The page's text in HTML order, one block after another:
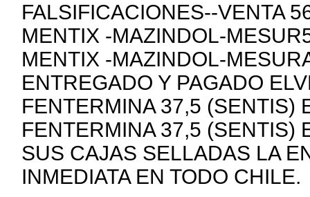
FALSIFICACIONES--VENTA
MENTIX -MAZINDOL-
MENTIX -MAZINDOL-
ENTREGADO Y PAGADO
FENTERMINA 37,5 (SENTIS)
FENTERMINA 37,5 (SENTIS)
SUS CAJAS SELLADAS LA
INMEDIATA EN TODO CHILE.